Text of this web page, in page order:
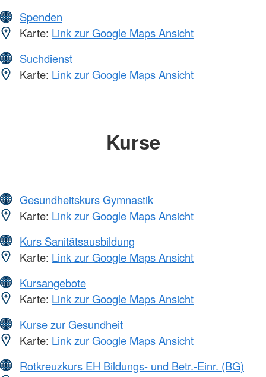
Spenden
Karte: Link zur Google Maps Ansicht
Suchdienst
Karte: Link zur Google Maps Ansicht
Kurse
Gesundheitskurs Gymnastik
Karte: Link zur Google Maps Ansicht
Kurs Sanitätsausbildung
Karte: Link zur Google Maps Ansicht
Kursangebote
Karte: Link zur Google Maps Ansicht
Kurse zur Gesundheit
Karte: Link zur Google Maps Ansicht
Rotkreuzkurs EH Bildungs- und Betr.-Einr. (BG)